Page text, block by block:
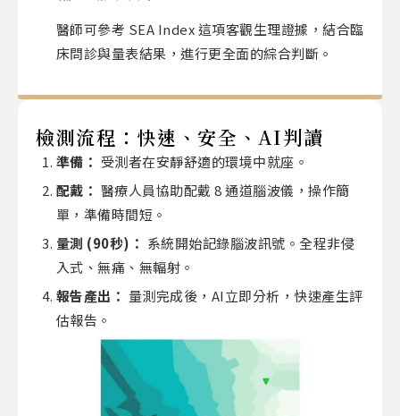
醫師可參考 SEA Index 這項客觀生理證據，結合臨
床問診與量表結果，進行更全面的綜合判斷。
檢測流程：快速、安全、AI判讀
準備： 受測者在安靜舒適的環境中就座。
配戴： 醫療人員協助配戴 8 通道腦波儀，操作簡
單，準備時間短。
量測 (90秒) ： 系統開始記錄腦波訊號。全程非侵
入式、無痛、無輻射。
報告產出： 量測完成後，AI立即分析，快速產生評
估報告。